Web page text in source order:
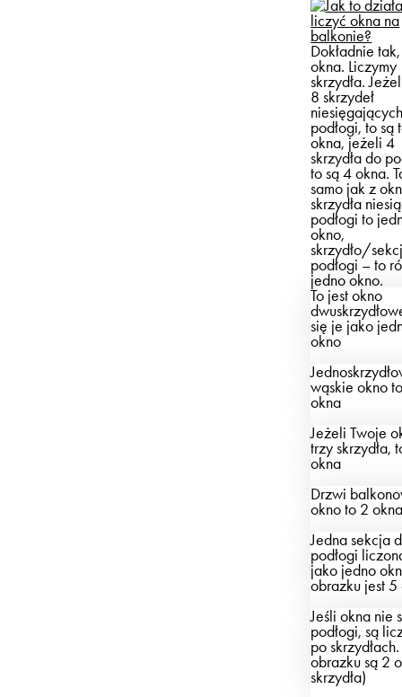
liczyć okna na
balkonie?
Dokładnie
okna. Liczymy
skrzydła.
8 skrzydeł
podłogi, to są
okna, jeżeli 4
skrzydła do
to są 4 okna.
samo jak z
skrzydła
podłogi to
okno,
skrzydło/
podłogi – to
jedno okno.
To jest okno
się je jako
okno
wąskie okno
okna
Jeżeli Twoje
trzy skrzydła,
okna
Drzwi
oknoto 2
Jedna sekcja
podłogi
jako jedno
obrazku jest 5
Jeśli okna nie
podłogi, są
po
obrazku są 2
skrzydła)